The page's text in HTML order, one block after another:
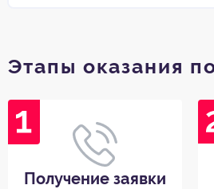
Этапы оказания
Получение заявки